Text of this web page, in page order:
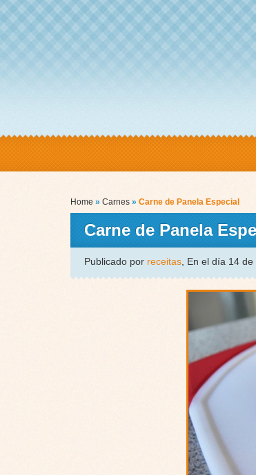
Home » Carnes » Carne de Panela Especial
Carne de Panela
Publicado por receitas , En el día 14